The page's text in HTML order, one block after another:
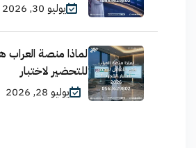
يوليو 30, 2026
لماذا منصة
للتحضير لاختبار
يوليو 28, 2026